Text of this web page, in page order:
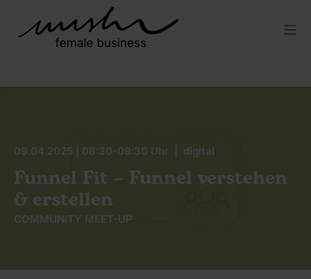
09.04.2025 | 08:30-09:30 Uhr | digital
Funnel Fit – Funnel verstehen
& erstellen
COMMUNITY MEET-UP